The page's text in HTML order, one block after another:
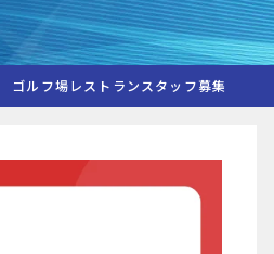
ゴルフ場レストランスタッフ募集